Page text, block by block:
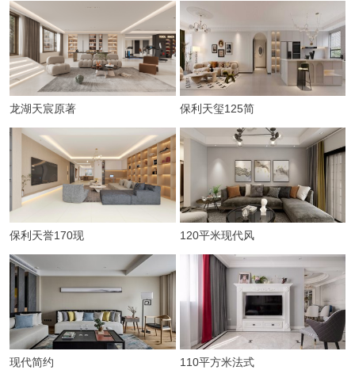
龙湖天宸原著
198平简约
保利天玺125简
约风
保利天誉170现
代简约
120平米现代风
现代简约
110平方米法式